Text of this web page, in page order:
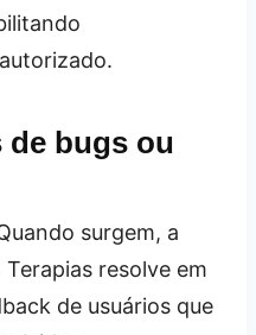
de bugs ou
surgem, a
resolve em
de usuários que